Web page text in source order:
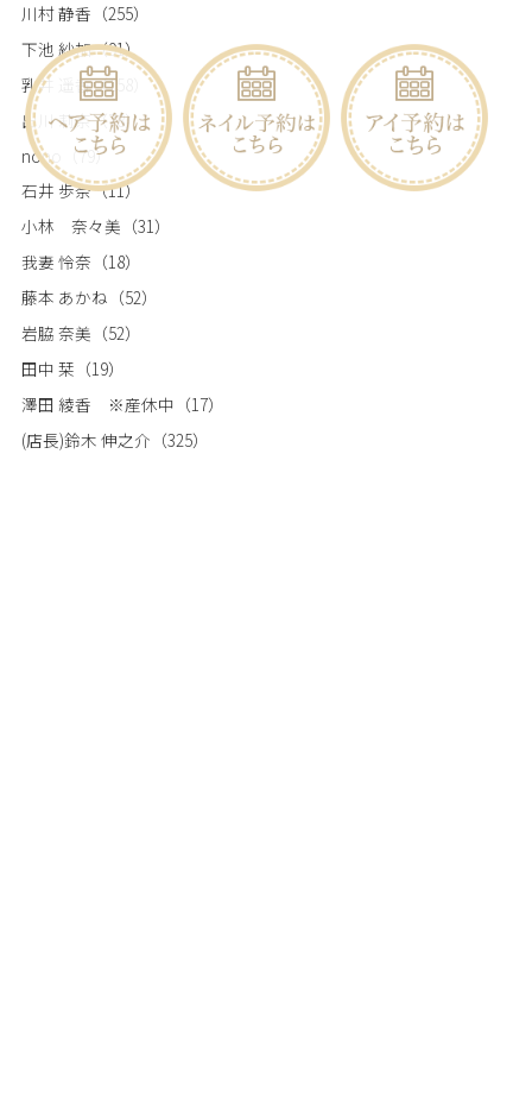
川村 静香 （255）
下池 紗加（91）
乳井 遥香（158）
出川 莉奈（78）
nono
（79）
石井 歩奈（11）
小林 奈々美 （31）
我妻 怜奈 （18）
藤本 あかね （52）
岩脇 奈美 （52）
田中 栞 （19）
澤田 綾香 ※産休中 （17）
(店長)鈴木 伸之介 （325）